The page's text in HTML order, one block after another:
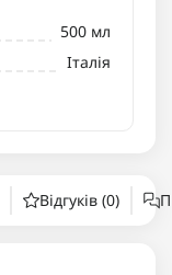
500 мл
Італія
Відгуків (0)